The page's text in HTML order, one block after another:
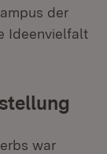
der
Ideenvielfalt
war